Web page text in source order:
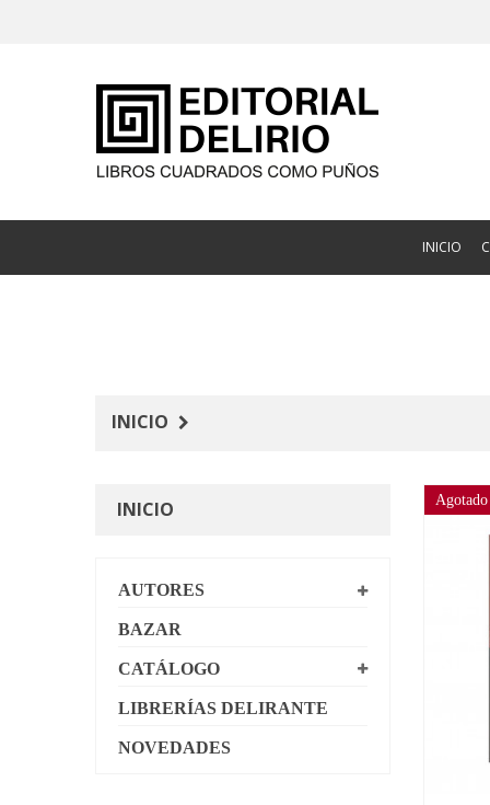
INICIO
INICIO
INICIO
AUTORES
BAZAR
CATÁLOGO
LIBRERÍAS DELIRANTE
NOVEDADES
Agotado